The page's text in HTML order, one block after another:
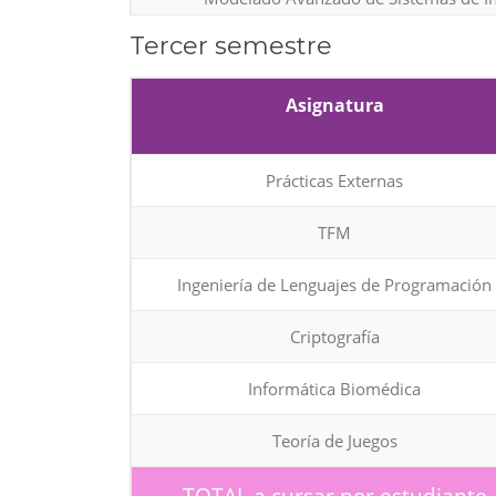
Sistemas Ubicuos, empotrados y
Robots Autónomos
Inteligencia de Negocio
Tercer semestre
Asignatura
Prácticas Externas
TFM
Ingeniería de Lenguajes de Programación
Criptografía
Informática Biomédica
Teoría de Juegos